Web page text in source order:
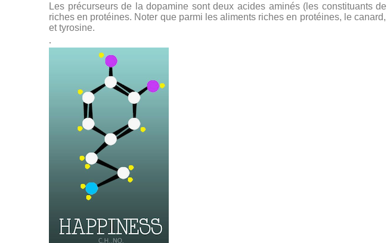
Les précurseurs de la dopamine sont deux acides aminés (les constituants
riches en protéines. Noter que parmi les aliments riches en protéines, le
et tyrosine.
.